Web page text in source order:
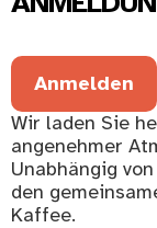
Anmelden
Wir laden Sie
angenehmer
Unabhängig
den
Kaffee.